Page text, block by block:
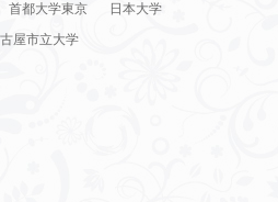
首都大学東京
日本大学
屋市立大学